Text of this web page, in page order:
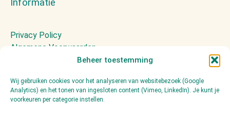
Beheer toestemming
Wij gebruiken cookies voor het analyseren van websitebezoek (Google
Analytics) en het tonen van ingesloten content (Vimeo, LinkedIn). Je kunt je
voorkeuren per categorie instellen.
Informatie
Privacy Policy
Algemene Voorwaarden
Contact